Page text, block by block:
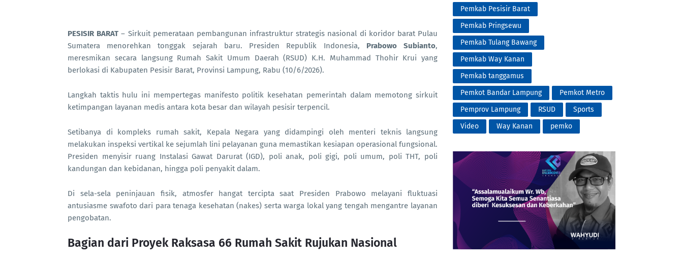
PESISIR BARAT – Sirkuit pemerataan pembangunan infrastruktur strategis nasional di koridor barat Pulau
Sumatera menorehkan tonggak sejarah baru. Presiden Republik Indonesia, Prabowo Subianto,
meresmikan secara langsung Rumah Sakit Umum Daerah (RSUD) K.H. Muhammad Thohir Krui yang
berlokasi di Kabupaten Pesisir Barat, Provinsi Lampung, Rabu (10/6/2026).
Langkah taktis hulu ini mempertegas manifesto politik kesehatan pemerintah dalam memotong sirkuit
ketimpangan layanan medis antara kota besar dan wilayah pesisir terpencil.
Setibanya di kompleks rumah sakit, Kepala Negara yang didampingi oleh menteri teknis langsung
melakukan inspeksi vertikal ke sejumlah lini pelayanan guna memastikan kesiapan operasional fungsional.
Presiden menyisir ruang Instalasi Gawat Darurat (IGD), poli anak, poli gigi, poli umum, poli THT, poli
kandungan dan kebidanan, hingga poli penyakit dalam.
Di sela-sela peninjauan fisik, atmosfer hangat tercipta saat Presiden Prabowo melayani fluktuasi
antusiasme swafoto dari para tenaga kesehatan (nakes) serta warga lokal yang tengah mengantre layanan
pengobatan.
Bagian dari Proyek Raksasa 66 Rumah Sakit Rujukan Nasional
Pemkab Pesisir Barat
Pemkab Pringsewu
Pemkab Tulang Bawang
Pemkab Way Kanan
Pemkab tanggamus
Pemkot Bandar Lampung
Pemkot Metro
Pemprov Lampung
RSUD
Sports
Video
Way Kanan pemko